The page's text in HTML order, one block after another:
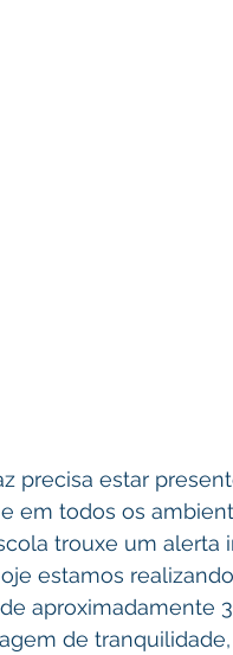
precisa estar
em todos os
trouxe um alerta
estamos
aproximadamente
de